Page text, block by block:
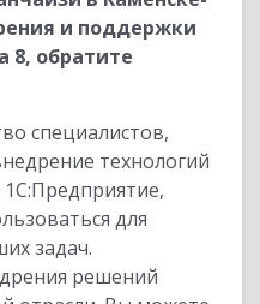
и поддержки
8, обратите
специалистов,
технологий
для
задач.
решений